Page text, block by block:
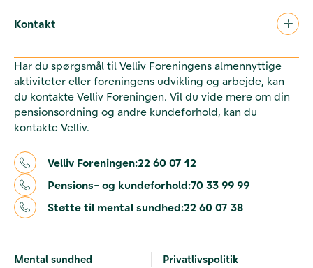
Kontakt
Har du spørgsmål til Velliv Foreningens almennyttige
aktiviteter eller foreningens udvikling og arbejde, kan
du kontakte Velliv Foreningen. Vil du vide mere om din
pensionsordning og andre kundeforhold, kan du
kontakte Velliv.
Velliv Foreningen:22 60 07 12
Pensions- og kundeforhold:70 33 99 99
Støtte til mental sundhed:22 60 07 38
Mental sundhed Privatlivspolitik